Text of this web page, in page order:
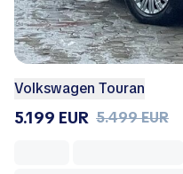
Volkswagen Touran
5.199 EUR 5.499 EUR